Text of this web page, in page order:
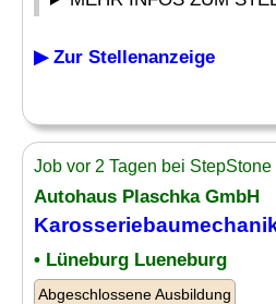
▶ Zur Stellenanzeige
Job vor 2 Tagen bei StepStone
Autohaus Plaschka GmbH
• Lüneburg Lueneburg
Abgeschlossene Ausbildung